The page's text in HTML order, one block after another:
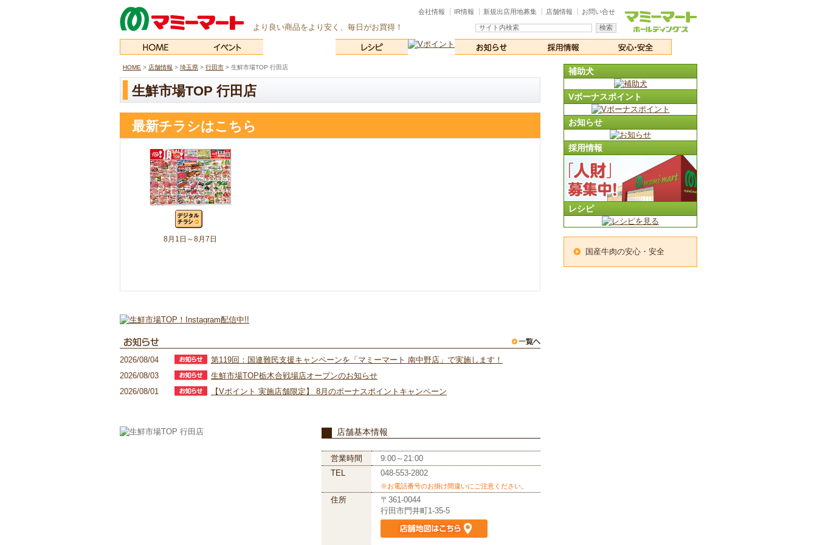
より良い商品をより安く、毎日がお買得！
会社情報 IR情報 新規出店用地募集 店舗情報 お問い合せ
HOME > 店舗情報 > 埼玉県 > 行田市 > 生鮮市場TOP 行田店
生鮮市場TOP 行田店
最新チラシはこちら
8月1日～8月7日
2026/08/04
第119回：国連難民支援キャンペーンを「マミーマート 南中野店」で実施します！
2026/08/03
生鮮市場TOP栃木合戦場店オープンのお知らせ
2026/08/01
【Vポイント 実施店舗限定】 8月のボーナスポイントキャンペーン
店舗基本情報
営業時間
9:00～21:00
TEL
048-553-2802
※お電話番号のお掛け間違いにご注意ください。
住所
〒361-0044
行田市門井町1-35-5
補助犬
Vボーナスポイント
お知らせ
採用情報
レシピ
国産牛肉の安心・安全